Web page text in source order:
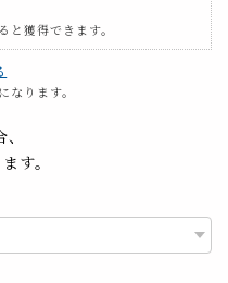
と獲得できます。
ります。
す。